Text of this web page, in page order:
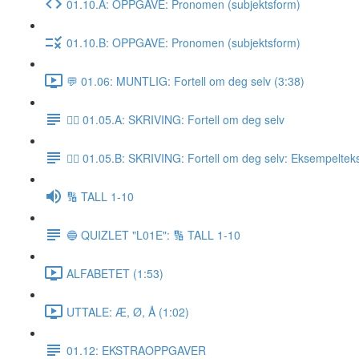
01.10.A: OPPGAVE: Pronomen (subjektsform)
01.10.B: OPPGAVE: Pronomen (subjektsform)
💬 01.06: MUNTLIG: Fortell om deg selv (3:38)
✍🏼 01.05.A: SKRIVING: Fortell om deg selv
✍🏼 01.05.B: SKRIVING: Fortell om deg selv:
🔢 TALL 1-10
🔵 QUIZLET "L01E": 🔢 TALL 1-10
ALFABETET (1:53)
UTTALE: Æ, Ø, Å (1:02)
01.12: EKSTRAOPPGAVER